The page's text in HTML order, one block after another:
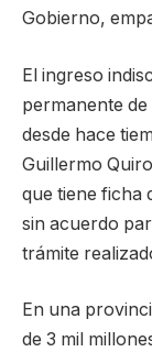
Gobierno,
El ingreso
permanente
desde hace
Guillermo
que tiene ficha
sin acuerdo
trámite
En una
de 3 mil